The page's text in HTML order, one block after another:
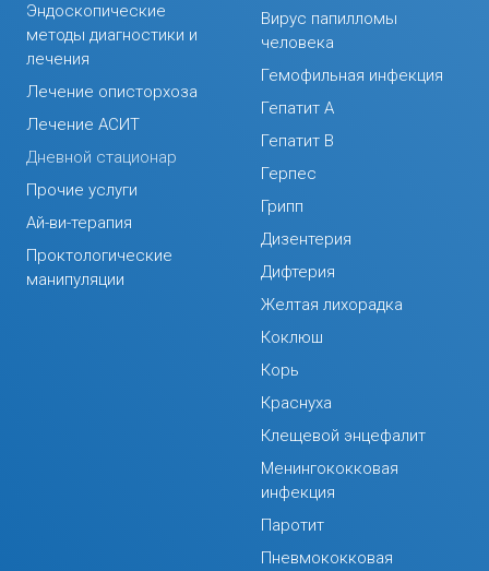
Эндоскопические
методы диагностики и
лечения
Лечение описторхоза
Лечение АСИТ
Дневной стационар
Прочие услуги
Ай-ви-терапия
Проктологические
манипуляции
Вирус папилломы
человека
Гемофильная инфекция
Гепатит А
Гепатит В
Герпес
Грипп
Дизентерия
Дифтерия
Желтая лихорадка
Коклюш
Корь
Краснуха
Клещевой энцефалит
Менингококковая
инфекция
Паротит
Пневмококковая